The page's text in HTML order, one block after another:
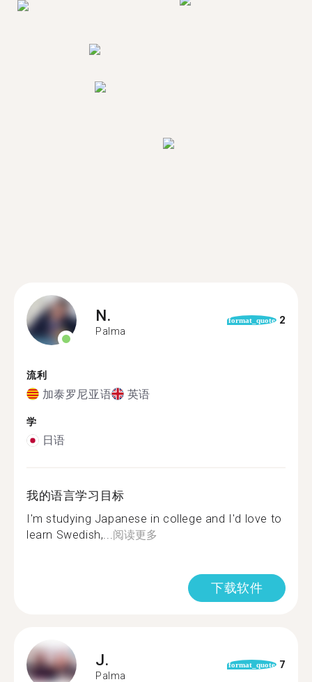
N.
Palma
format_quote 2
流利
加泰罗尼亚语 英语
学
日语
我的语言学习目标
I'm studying Japanese in college and I'd love to
learn Swedish,...阅读更多
下载软件
J.
Palma
format_quote 7